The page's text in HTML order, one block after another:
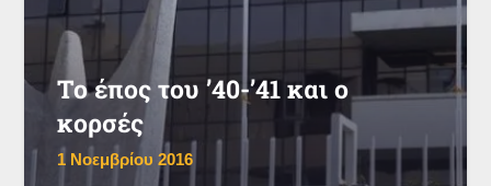
Το έπος του ’40-’41 και ο
κορσές
1 Νοεμβρίου 2016